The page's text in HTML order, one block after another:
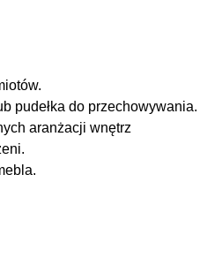
pudełka do przechowywania.
aranżacji wnętrz